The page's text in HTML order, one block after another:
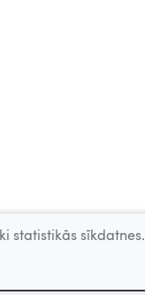
statistikās sīkdatnes.